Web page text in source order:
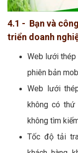
4.1 - Bạn và
triển doanh
Web lưới thép
phiên bản
Web lưới
không có thứ
không tìm
Tốc độ tải